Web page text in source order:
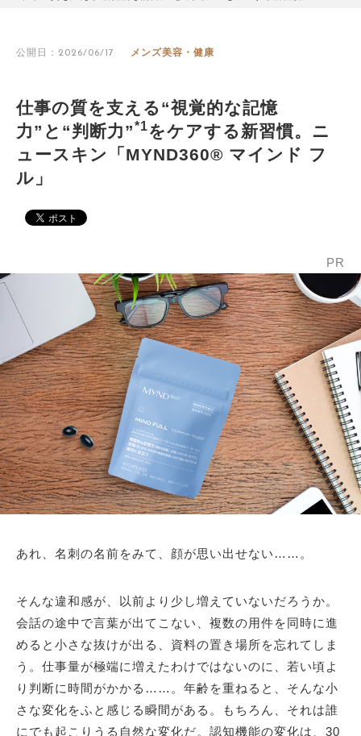
公開日：2026/06/17 メンズ美容・健康
仕事の質を支える“視覚的な記憶
力”と“判断力”*1をケアする新習慣。ニ
ュースキン「MYND360® マインド フ
ル」
PR
あれ、名刺の名前をみて、顔が思い出せない……。
そんな違和感が、以前より少し増えていないだろうか。
会話の途中で言葉が出てこない、複数の用件を同時に進
めると小さな抜けが出る、資料の置き場所を忘れてしま
う。仕事量が極端に増えたわけではないのに、若い頃よ
り判断に時間がかかる……。年齢を重ねると、そんな小
さな変化をふと感じる瞬間がある。もちろん、それは誰
にでも起こりうる自然な変化だ。認知機能の変化は、30